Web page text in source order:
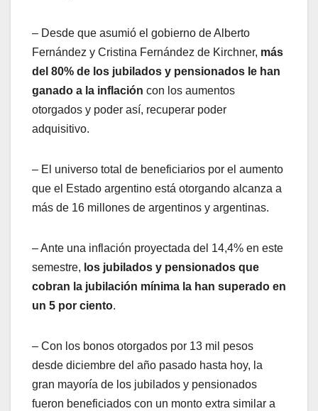
– Desde que asumió el gobierno de Alberto
Fernández y Cristina Fernández de Kirchner, más
del 80% de los jubilados y pensionados le han
ganado a la inflación con los aumentos
otorgados y poder así, recuperar poder
adquisitivo.
– El universo total de beneficiarios por el aumento
que el Estado argentino está otorgando alcanza a
más de 16 millones de argentinos y argentinas.
– Ante una inflación proyectada del 14,4% en este
semestre, los jubilados y pensionados que
cobran la jubilación mínima la han superado en
un 5 por ciento.
– Con los bonos otorgados por 13 mil pesos
desde diciembre del año pasado hasta hoy, la
gran mayoría de los jubilados y pensionados
fueron beneficiados con un monto extra similar a